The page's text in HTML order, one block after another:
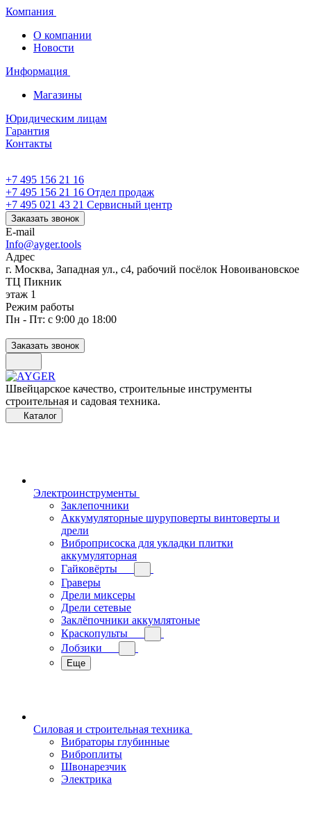
Компания
О компании
Новости
Информация
Магазины
Юридическим лицам
Гарантия
Контакты
+7 495 156 21 16
+7 495 156 21 16 Отдел продаж
+7 495 021 43 21 Cервисный центр
Заказать звонок
E-mail
Info@ayger.tools
Адрес
г. Москва, Западная ул., с4, рабочий посёлок Новоивановское
ТЦ Пикник
этаж 1
Режим работы
Пн - Пт: с 9:00 до 18:00
Заказать звонок
Швейцарское качество, строительные инструменты
строительная и садовая техника.
Каталог
Электроинструменты
Заклепочники
Аккумуляторные шуруповерты винтоверты и
дрели
Виброприсоска для укладки плитки
аккумуляторная
Гайковёрты
Граверы
Дрели миксеры
Дрели сетевые
Заклёпочники аккумлятоные
Краскопульты
Лобзики
Еще
Силовая и строительная техника
Вибраторы глубинные
Виброплиты
Швонарезчик
Электрика